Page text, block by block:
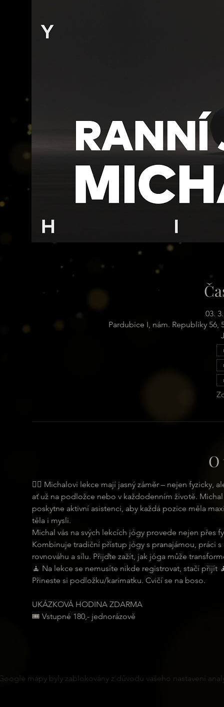
03.
Pardubice I, nám. Republiky 56,
🧘‍♀ Michalovi lekce mají jasný záměr – nejen
ať už na podložce nebo v každodenním životě.
poskytne aktivní asistenci, aby každá pozice měla
těla i mysli.
Michal vás na svých lekcích jógy provede nejen
Kombinuje tradiční přístup jógy s pranajámou, práci
rovnováhu a sílu. Přijďte zažít, jak jóga může
🧘 Na lekce se nemusíte nikde registrovat, stačí přijít
Přineste si podložku/karimatku. Cvičí se na boso.
UKÁZKOVÁ HODINA ZDARMA
🎟 Vstupné 180,- jednorázově
mapy byly zablokovány z důvodu vašeho nastavení